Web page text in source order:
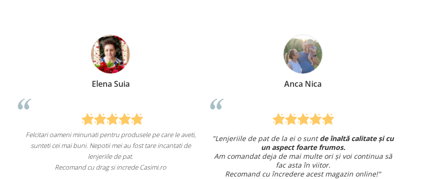
Elena Suia
Felcitari oameni minunati pentru produsele pe care le aveti,
sunteti cei mai buni. Nepotii mei au fost tare incantati de
lenjeriile de pat.
Recomand cu drag si increde Casimi.ro
Anca Nica
"Lenjeriile de pat de la ei o suntde înaltă calitate și cu
un aspect foarte frumos.
Am comandat deja de mai multe ori și voi continua să
fac asta în viitor.
Recomand cu încredere acest magazin online!"